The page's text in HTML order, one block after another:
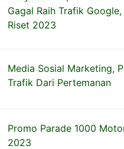
Gagal Raih Trafik
Riset 2023
Media Sosial Marketing,
Trafik Dari Pertemanan
Promo Parade 1000
2023